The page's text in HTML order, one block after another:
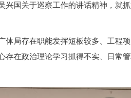
兴国关于巡察工作的讲话精神，就
体局存在职能发挥短板较多、工程
存在政治理论学习抓得不实、日常